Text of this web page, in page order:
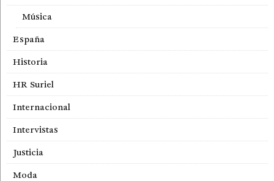
Música
España
Historia
HR Suriel
Internacional
Intervistas
Justicia
Moda